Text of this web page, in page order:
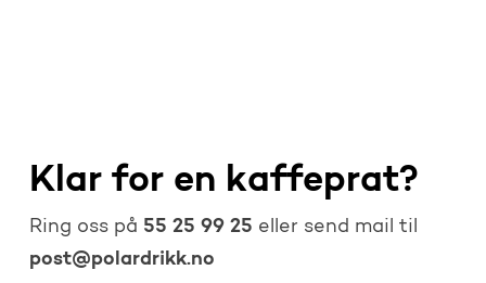
Klar for en kaffeprat?
Ring oss på 55 25 99 25 eller send mail til
post@polardrikk.no